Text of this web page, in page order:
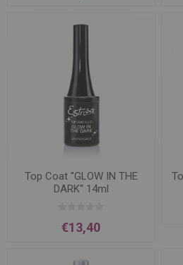
Top Coat ''GLOW IN THE
DARK'' 14ml
€13,40